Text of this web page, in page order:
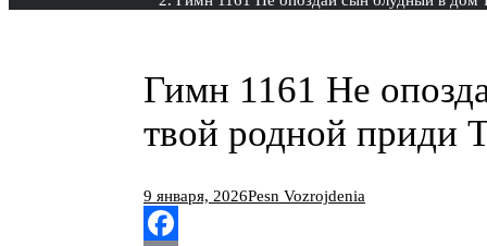
Гимн 1161 Не
твой родной приди
9 января, 2026Pesn Vozrojdenia